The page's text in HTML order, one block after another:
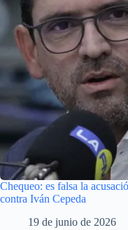
Chequeo: es falsa la
contra Iván Cepeda
19 de junio de 2026